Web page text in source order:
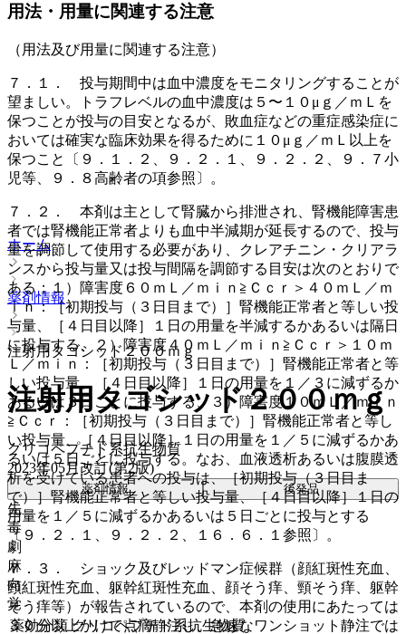
用法・用量に関連する注意
（用法及び用量に関連する注意）
７．１． 投与期間中は血中濃度をモニタリングすることが
望ましい。トラフレベルの血中濃度は５〜１０μｇ／ｍＬを
保つことが投与の目安となるが、敗血症などの重症感染症に
おいては確実な臨床効果を得るために１０μｇ／ｍＬ以上を
保つこと〔９．１．２、９．２．１、９．２．２、９．７小
児等、９．８高齢者の項参照〕。
７．２． 本剤は主として腎臓から排泄され、腎機能障害患
者では腎機能正常者よりも血中半減期が延長するので、投与
量を調節して使用する必要があり、クレアチニン・クリアラ
ンスから投与量又は投与間隔を調節する目安は次のとおりで
ある；１）障害度６０ｍＬ／ｍｉｎ≧Ｃｃｒ＞４０ｍＬ／ｍ
ｉｎ：［初期投与（３日目まで）］腎機能正常者と等しい投
与量、［４日目以降］１日の用量を半減するかあるいは隔日
に投与する、２）障害度４０ｍＬ／ｍｉｎ≧Ｃｃｒ＞１０ｍ
Ｌ／ｍｉｎ：［初期投与（３日目まで）］腎機能正常者と等
しい投与量、［４日目以降］１日の用量を１／３に減ずるか
あるいは３日ごとに投与する、３）障害度１０ｍＬ／ｍｉｎ
≧Ｃｃｒ：［初期投与（３日目まで）］腎機能正常者と等し
い投与量、［４日目以降］１日の用量を１／５に減ずるかあ
るいは５日ごとに投与する。なお、血液透析あるいは腹膜透
析を受けている患者への投与は、［初期投与（３日目ま
で）］腎機能正常者と等しい投与量、［４日目以降］１日の
用量を１／５に減ずるかあるいは５日ごとに投与とする
〔９．２．１、９．２．２、１６．６．１参照〕。
７．３． ショック及びレッドマン症候群（顔紅斑性充血、
頸紅斑性充血、躯幹紅斑性充血、顔そう痒、頸そう痒、躯幹
そう痒等）が報告されているので、本剤の使用にあたっては
３０分以上かけて点滴静注し、急速なワンショット静注では
ホーム
薬剤情報
注射用タゴシッド２００ｍｇ
注射用タゴシッド２００ｍｇ
グリコペプチド系抗生物質
2023年05月改訂(第2版)
薬剤情報 後発品
先
毒
劇
麻
向
覚
薬効分類 グリコペプチド系抗生物質